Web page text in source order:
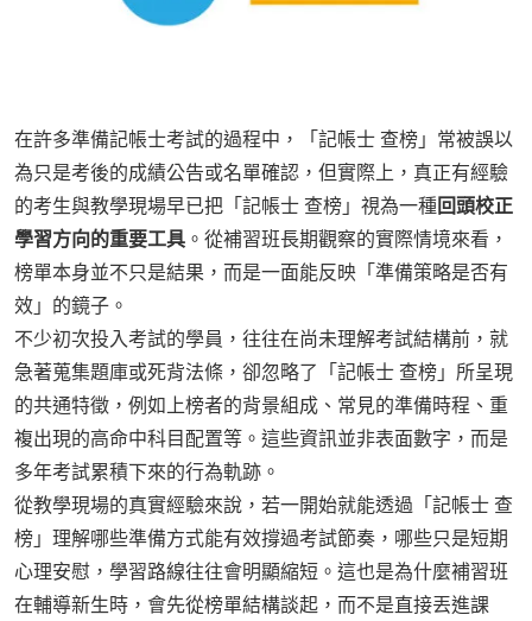
在許多準備記帳士考試的過程中，「記帳士 查榜」常被誤以
為只是考後的成績公告或名單確認，但實際上，真正有經驗
的考生與教學現場早已把「記帳士 查榜」視為一種回頭校正
學習方向的重要工具 。從補習班長期觀察的實際情境來看，
榜單本身並不只是結果，而是一面能反映「準備策略是否有
效」的鏡子。
不少初次投入考試的學員，往往在尚未理解考試結構前，就
急著蒐集題庫或死背法條，卻忽略了「記帳士 查榜」所呈現
的共通特徵，例如上榜者的背景組成、常見的準備時程、重
複出現的高命中科目配置等。這些資訊並非表面數字，而是
多年考試累積下來的行為軌跡。
從教學現場的真實經驗來說，若一開始就能透過「記帳士 查
榜」理解哪些準備方式能有效撐過考試節奏，哪些只是短期
心理安慰，學習路線往往會明顯縮短。這也是為什麼補習班
在輔導新生時，會先從榜單結構談起，而不是直接丟進課